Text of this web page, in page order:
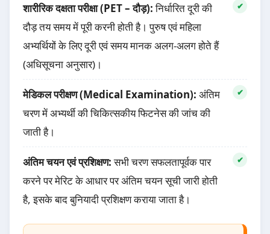
शारीरिक दक्षता परीक्षा (PET – दौड़):निर्धारित दूरी की
दौड़ तय समय में पूरी करनी होती है। पुरुष एवं महिला
अभ्यर्थियों के लिए दूरी एवं समय मानक अलग-अलग होते हैं
(अधिसूचना अनुसार)।
मेडिकल परीक्षण (Medical Examination): अंतिम
चरण में अभ्यर्थी की चिकित्सकीय फिटनेस की जांच की
जाती है।
अंतिम चयन एवं प्रशिक्षण:सभी चरण सफलतापूर्वक पार
करने पर मेरिट के आधार पर अंतिम चयन सूची जारी होती
है, इसके बाद बुनियादी प्रशिक्षण कराया जाता है।